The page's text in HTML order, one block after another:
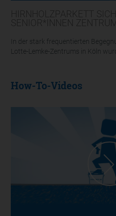
In der stark frequentierten
Lotte-Lemke-Zentrums in Köln
How-To-Videos